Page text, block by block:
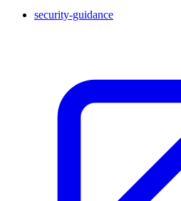
security-guidance